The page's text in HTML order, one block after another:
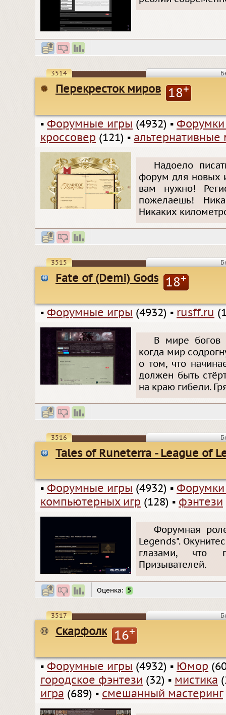
3514
Перекресток миров 18+
▪ Форумные игры (4932) ▪
кроссовер (121) ▪
Надоело
форум для новых
вам нужно!
пожелаешь!
Никаких
3515
Fate of (Demi) Gods 18+
▪ Форумные игры (4932) ▪ rusff.ru
В мире богов
когда мир
о том, что
должен быть
на краю гибели.
3516
Tales of Runeterra - League of
▪ Форумные игры (4932) ▪
компьютерных игр (128) ▪ фэнтези
Форумная
Legends".
глазами, что
Призывателей.
Оценка: 5
3517
Скарфолк 16+
▪ Форумные игры (4932) ▪ Юмор
городское фэнтези (32) ▪ мистика
игра (689) ▪ смешанный мастеринг